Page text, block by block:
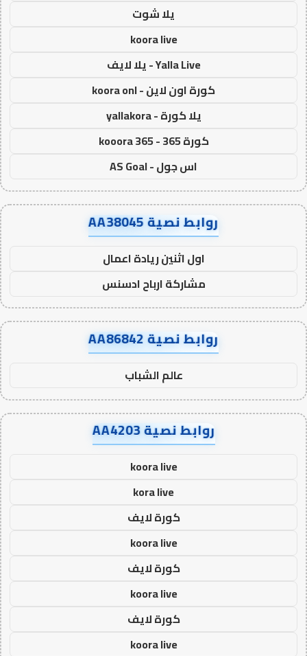
يلا شوت
koora live
Yalla Live - يلا لايف
كورة اون لاين - koora onl
يلا كورة - yallakora
كورة 365 - kooora 365
اس جول - AS Goal
روابط نصية AA38045
اول اثنين ريادة اعمال
مشاركة ارباح ادسنس
روابط نصية AA86842
عالم الشباب
روابط نصية AA4203
koora live
kora live
كورة لايف
koora live
كورة لايف
koora live
كورة لايف
koora live